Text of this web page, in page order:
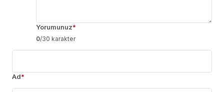
Yorumunuz*
0/30 karakter
Ad*